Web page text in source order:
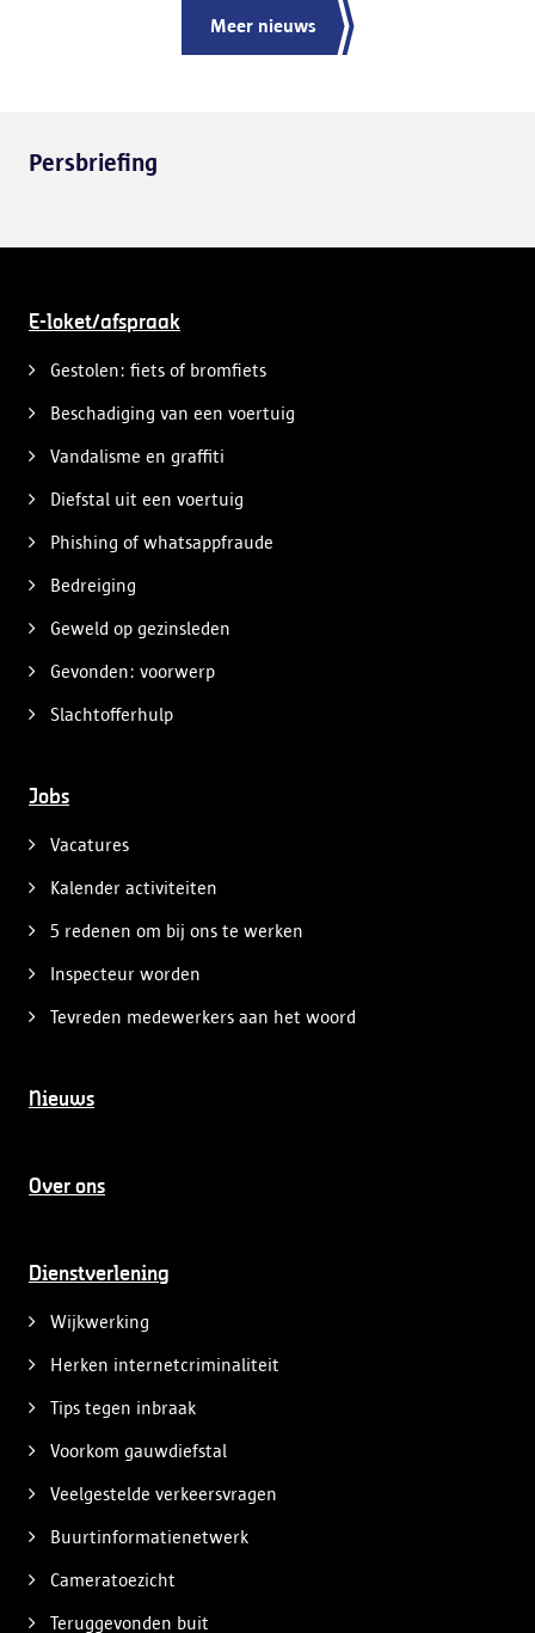
Meer nieuws
Persbriefing
E-loket/afspraak
Gestolen: fiets of bromfiets
Beschadiging van een voertuig
Vandalisme en graffiti
Diefstal uit een voertuig
Phishing of whatsappfraude
Bedreiging
Geweld op gezinsleden
Gevonden: voorwerp
Slachtofferhulp
Jobs
Vacatures
Kalender activiteiten
5 redenen om bij ons te werken
Inspecteur worden
Tevreden medewerkers aan het woord
Nieuws
Over ons
Dienstverlening
Wijkwerking
Herken internetcriminaliteit
Tips tegen inbraak
Voorkom gauwdiefstal
Veelgestelde verkeersvragen
Buurtinformatienetwerk
Cameratoezicht
Teruggevonden buit